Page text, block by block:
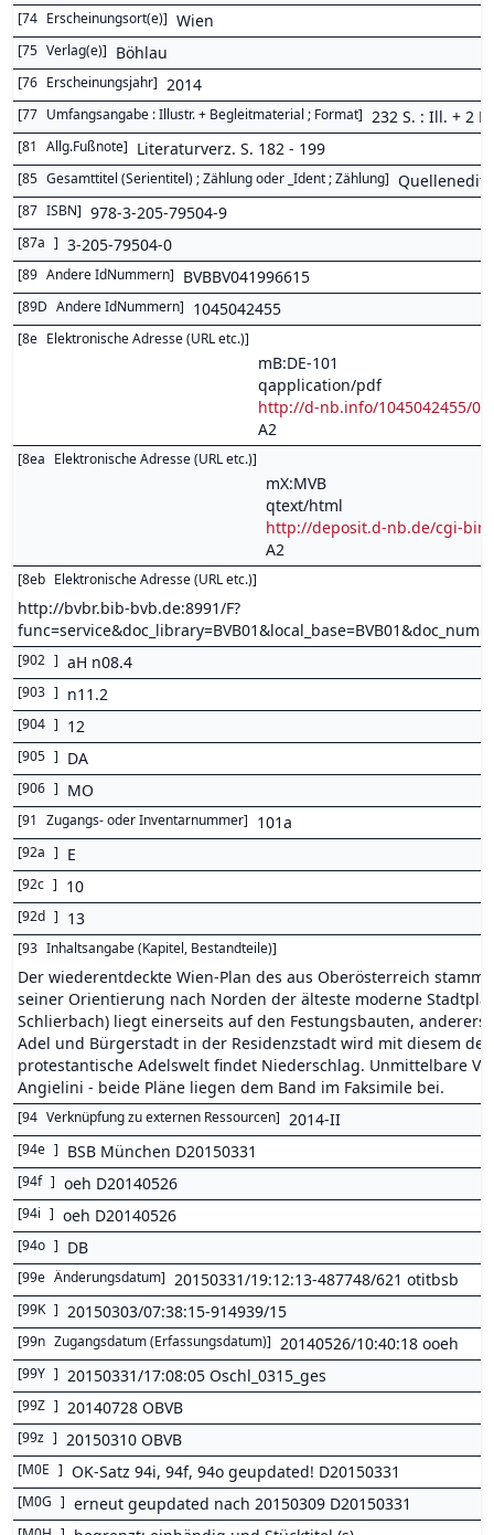
[74 Erscheinungsort(e)] Wien
[75 Verlag(e)] Böhlau
[76 Erscheinungsjahr] 2014
[77 Umfangsangabe : Illustr. + Begleitmaterial ; Format] 232 S. : Ill. + 2
[81 Allg.Fußnote] Literaturverz. S. 182 - 199
[85 Gesamttitel (Serientitel) ; Zählung oder _Ident ; Zählung]
[87 ISBN] 978-3-205-79504-9
[87a ] 3-205-79504-0
[89 Andere IdNummern] BVBBV041996615
[89D Andere IdNummern] 1045042455
[8e Elektronische Adresse (URL etc.)]
mB:DE-101
qapplication/pdf
http://d-nb.info/1045042455/04
A2
[8ea Elektronische Adresse (URL etc.)]
mX:MVB
qtext/html
http://deposit.d-nb.de/cgi-bin/
A2
[8eb Elektronische Adresse (URL etc.)]
http://bvbr.bib-bvb.de:8991/F?
[902 ] aH n08.4
[903 ] n11.2
[904 ] 12
[905 ] DA
[906 ] MO
[91 Zugangs- oder Inventarnummer] 101a
[92a ] E
[92c ] 10
[92d ] 13
[93 Inhaltsangabe (Kapitel, Bestandteile)]
Der wiederentdeckte Wien-Plan des aus Oberösterreich
seiner Orientierung nach Norden der älteste moderne
Schlierbach) liegt einerseits auf den Festungsbauten,
Adel und Bürgerstadt in der Residenzstadt wird mit diesem
protestantische Adelswelt findet Niederschlag. Unmittelbare
Angielini - beide Pläne liegen dem Band im Faksimile bei.
[94 Verknüpfung zu externen Ressourcen] 2014-II
[94e ] BSB München D20150331
[94f ] oeh D20140526
[94i ] oeh D20140526
[94o ] DB
[99e Änderungsdatum] 20150331/19:12:13-487748/621 otitbsb
[99K ] 20150303/07:38:15-914939/15
[99n Zugangsdatum (Erfassungsdatum)] 20140526/10:40:18 ooeh
[99Y ] 20150331/17:08:05 Oschl_0315_ges
[99Z ] 20140728 OBVB
[99z ] 20150310 OBVB
[M0E ] OK-Satz 94i, 94f, 94o geupdated! D20150331
[M0G ] erneut geupdated nach 20150309 D20150331